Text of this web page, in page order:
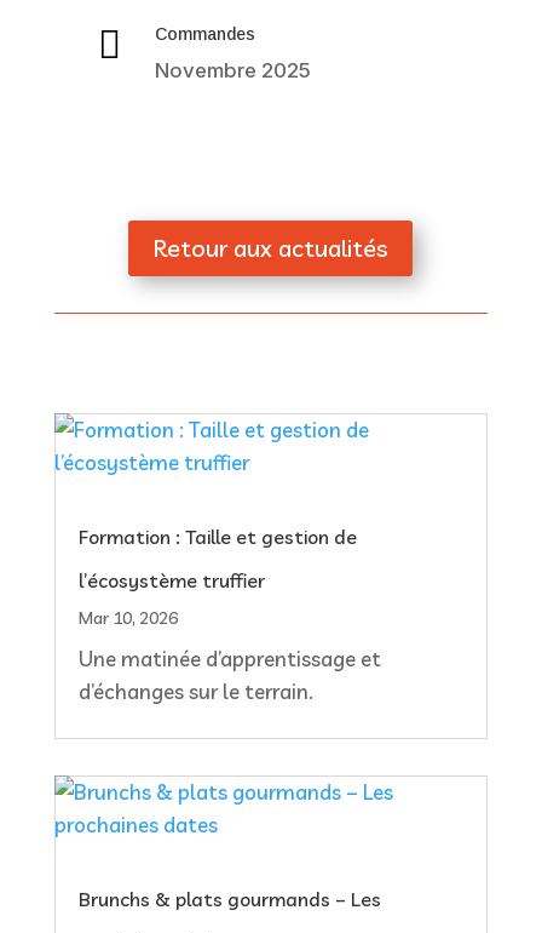
 Commandes
Novembre 2025
Retour aux actualités
Formation : Taille et gestion de
l’écosystème truffier
Mar 10, 2026
Une matinée d’apprentissage et
d’échanges sur le terrain.
Brunchs & plats gourmands – Les